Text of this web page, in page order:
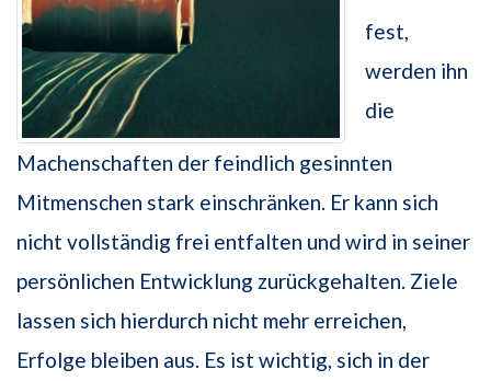
fest,
werden ihn
die
Machenschaften der feindlich gesinnten
Mitmenschen stark einschränken. Er kann sich
nicht vollständig frei entfalten und wird in seiner
persönlichen Entwicklung zurückgehalten. Ziele
lassen sich hierdurch nicht mehr erreichen,
Erfolge bleiben aus. Es ist wichtig, sich in der